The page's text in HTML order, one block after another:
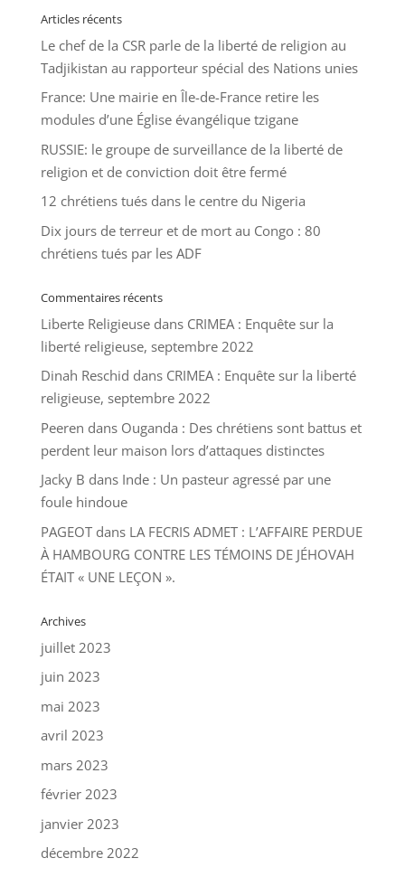
Articles récents
Le chef de la CSR parle de la liberté de religion au
Tadjikistan au rapporteur spécial des Nations unies
France: Une mairie en Île-de-France retire les
modules d’une Église évangélique tzigane
RUSSIE: le groupe de surveillance de la liberté de
religion et de conviction doit être fermé
12 chrétiens tués dans le centre du Nigeria
Dix jours de terreur et de mort au Congo : 80
chrétiens tués par les ADF
Commentaires récents
Liberte Religieusedans CRIMEA : Enquête sur la
liberté religieuse, septembre 2022
Dinah Reschid dans CRIMEA : Enquête sur la liberté
religieuse, septembre 2022
Peeren dans Ouganda : Des chrétiens sont battus et
perdent leur maison lors d’attaques distinctes
Jacky B dans Inde : Un pasteur agressé par une
foule hindoue
PAGEOTdans LA FECRIS ADMET : L’AFFAIRE PERDUE
À HAMBOURG CONTRE LES TÉMOINS DE JÉHOVAH
ÉTAIT « UNE LEÇON ».
Archives
juillet 2023
juin 2023
mai 2023
avril 2023
mars 2023
février 2023
janvier 2023
décembre 2022